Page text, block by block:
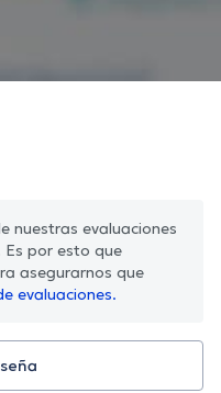
nuestras evaluaciones
por esto que
asegurarnos que
evaluaciones.